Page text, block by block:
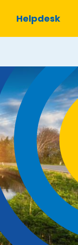
Helpdesk